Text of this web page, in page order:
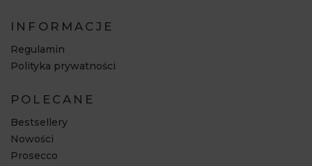
INFORMACJE
Regulamin
Polityka prywatności
POLECANE
Bestsellery
Nowości
Prosecco